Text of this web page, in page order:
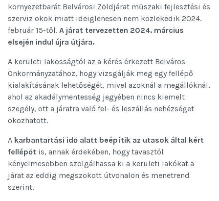
környezetbarát Belvárosi Zöldjárat műszaki fejlesztési és
szerviz okok miatt ideiglenesen nem közlekedik 2024.
február 15-től. A járat tervezetten 2024. március
elsején indul újra útjára.
A kerületi lakosságtól az a kérés érkezett Belváros
Önkormányzatához, hogy vizsgálják meg egy fellépő
kialakításának lehetőségét, mivel azoknál a megállóknál,
ahol az akadálymentesség jegyében nincs kiemelt
szegély, ott a járatra való fel- és leszállás nehézséget
okozhatott.
A karbantartási idő alatt beépítik az utasok által kért
fellépőt is, annak érdekében, hogy tavasztól
kényelmesebben szolgálhassa ki a kerületi lakókat a
járat az eddig megszokott útvonalon és menetrend
szerint.